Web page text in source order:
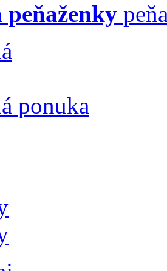
peňaženky
ponuka